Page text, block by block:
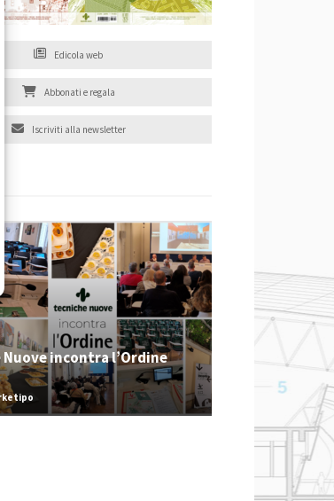
Edicola web
Abbonati e regala
Iscriviti alla newsletter
Nuove incontra l’Ordine